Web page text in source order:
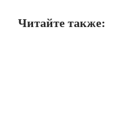
Читайте также: